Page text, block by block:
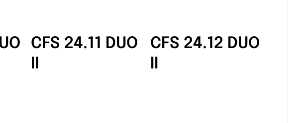
CFS 24.11 DUO
II
CFS 24.12 DUO
II